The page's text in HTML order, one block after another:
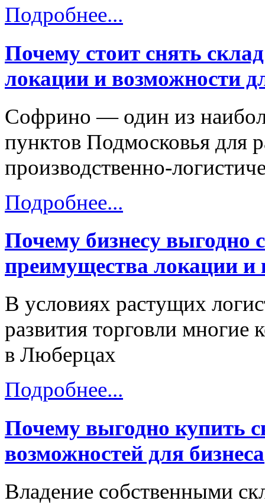
Подробнее...
Почему стоит снять
локации и возможности
Софрино — один из
пунктов Подмосковья для
производственно-
Подробнее...
Почему бизнесу выгодно
преимущества локации
В условиях растущих
развития торговли многие
в Люберцах
Подробнее...
Почему выгодно купить
возможностей для бизнеса
Владение собственными